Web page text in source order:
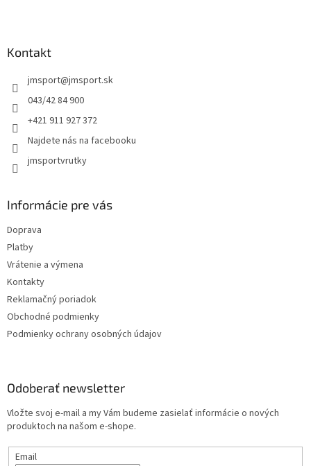
Kontakt
jmsport@jmsport.sk
043/42 84 900
+421 911 927 372
Najdete nás na facebooku
jmsportvrutky
Informácie pre vás
Doprava
Platby
Vrátenie a výmena
Kontakty
Reklamačný poriadok
Obchodné podmienky
Podmienky ochrany osobných údajov
Odoberať newsletter
Vložte svoj e-mail a my Vám budeme zasielať informácie o nových
produktoch na našom e-shope.
Email